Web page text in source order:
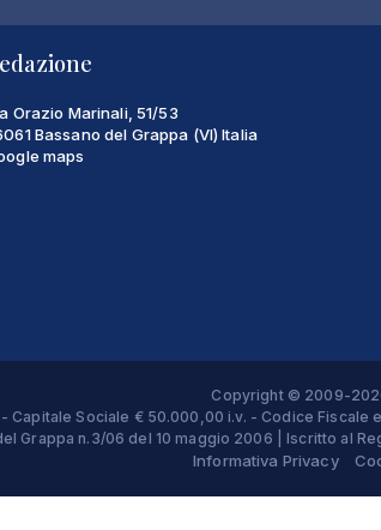
Orazio Marinali, 51/53
Bassano del Grappa (VI) Italia
maps
Copyright © 2009-
Capitale Sociale € 50.000,00 i.v. - Codice
Grappa n.3/06 del 10 maggio 2006 | Iscritto al
Informativa Privacy